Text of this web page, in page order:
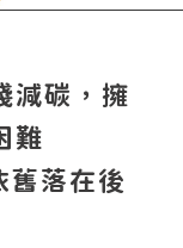
減碳，擁
難
落在後